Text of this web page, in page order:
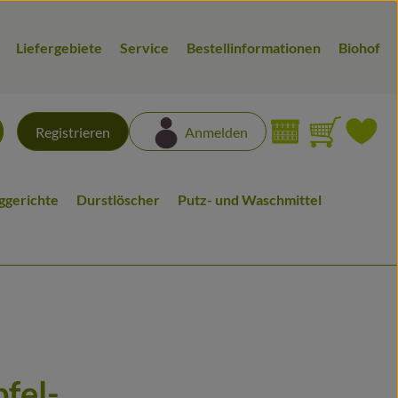
Liefergebiete Service Bestellinformationen Biohof
Registrieren Anmelden
Durstlöscher Putz- und Waschmittel